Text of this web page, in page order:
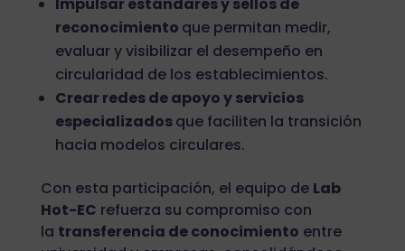
reconocimiento que permitan medir,
evaluar y visibilizar el desempeño en
circularidad de los establecimientos.
Crear redes de apoyo y servicios
especializadosque faciliten la transición
hacia modelos circulares.
Con esta participación, el equipo de Lab
Hot-EC refuerza su compromiso con
la transferencia de conocimiento entre